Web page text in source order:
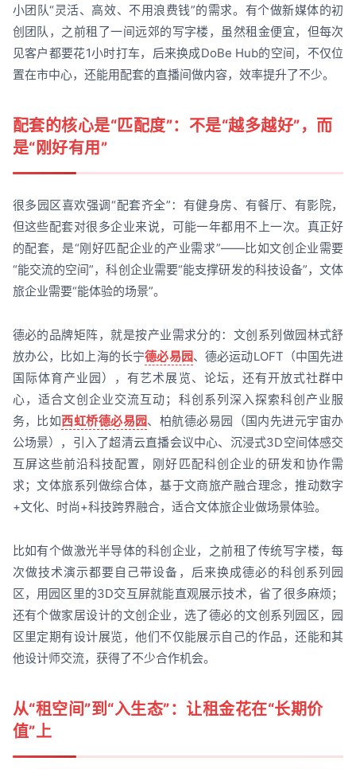
小团队“灵活、高效、不用浪费钱”的需求。有个做新媒体的初
创团队，之前租了一间远郊的写字楼，虽然租金便宜，但每次
见客户都要花1小时打车，后来换成DoBe Hub的空间，不仅位
置在市中心，还能用配套的直播间做内容，效率提升了不少。
配套的核心是“匹配度”：不是“越多越好”，而
是“刚好有用”
很多园区喜欢强调“配套齐全”：有健身房、有餐厅、有影院，
但这些配套对很多企业来说，可能一年都用不上一次。真正好
的配套，是“刚好匹配企业的产业需求”——比如文创企业需要
“能交流的空间”，科创企业需要“能支撑研发的科技设备”，文体
旅企业需要“能体验的场景”。
德必的品牌矩阵，就是按产业需求分的：文创系列做园林式舒
放办公，比如上海的长宁德必易园、德必运动LOFT（中国先进
国际体育产业园），有艺术展览、论坛，还有开放式社群中
心，适合文创企业交流互动；科创系列深入探索科创产业服
务，比如西虹桥德必易园、柏航德必易园（国内先进元宇宙办
公场景），引入了超清云直播会议中心、沉浸式3D空间体感交
互屏这些前沿科技配置，刚好匹配科创企业的研发和协作需
求；文体旅系列做综合体，基于文商旅产融合理念，推动数字
+文化、时尚+科技跨界融合，适合文体旅企业做场景体验。
比如有个做激光半导体的科创企业，之前租了传统写字楼，每
次做技术演示都要自己带设备，后来换成德必的科创系列园
区，用园区里的3D交互屏就能直观展示技术，省了很多麻烦；
还有个做家居设计的文创企业，选了德必的文创系列园区，园
区里定期有设计展览，他们不仅能展示自己的作品，还能和其
他设计师交流，获得了不少合作机会。
从“租空间”到“入生态”：让租金花在“长期价
值”上